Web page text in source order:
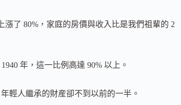
了 80%，家庭的房價與收入比是我們祖輩的 2
年，這一比例高達 90% 以上。
輕人繼承的財産卻不到以前的一半。